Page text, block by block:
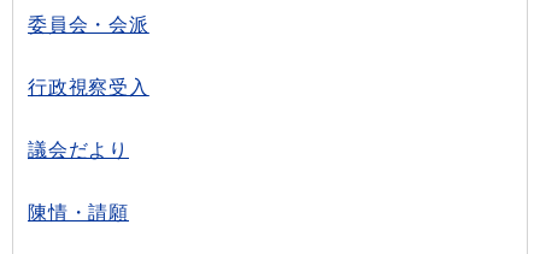
委員会・会派
行政視察受入
議会だより
陳情・請願